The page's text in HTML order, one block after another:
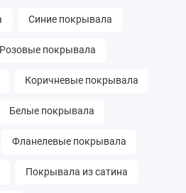
Синие покрывала
Розовые покрывала
Коричневые покрывала
Белые покрывала
Фланелевые покрывала
Покрывала из сатина